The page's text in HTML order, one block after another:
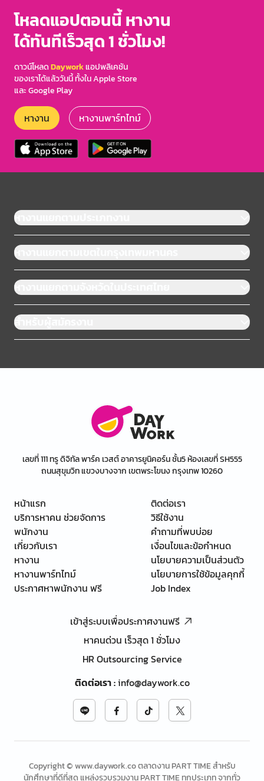
โหลดแอปตอนนี้ หางาน
ได้ทันทีเร็วสุด 1 ชั่วโมง!
ดาวน์โหลดDayworkแอปพลิเคชัน
ของเราได้แล้ววันนี้ ทั้งใน Apple Store
และ Google Play
หางาน หางานพาร์ทไทม์
หางานแยกตามประเภทงาน
หางานแยกตามเขตในกรุงเทพมหานคร
หางานแยกตามจังหวัดในประเทศไทย
สำหรับผู้สมัครงาน
เลขที่ 111 ทรู ดิจิทัล พาร์ค เวสต์ อาคารยูนิคอร์น ชั้น5 ห้องเลขที่ SH555
ถนนสุขุมวิท แขวงบางจาก เขตพระโขนง กรุงเทพ 10260
หน้าแรก
บริการหาคน ช่วยจัดการ
พนักงาน
เกี่ยวกับเรา
หางาน
หางานพาร์ทไทม์
ประกาศหาพนักงาน ฟรี
ติดต่อเรา
วิธีใช้งาน
คำถามที่พบบ่อย
เงื่อนไขและข้อกำหนด
นโยบายความเป็นส่วนตัว
นโยบายการใช้ข้อมูลคุกกี้
Job Index
เข้าสู่ระบบเพื่อประกาศงานฟรี
หาคนด่วน เร็วสุด 1 ชั่วโมง
HR Outsourcing Service
ติดต่อเรา:info@daywork.co
Copyright © www.daywork.co ตลาดงาน PART TIME สำหรับ
นักศึกษาที่ดีที่สุด แหล่งรวบรวมงาน PART TIME ทุกประเภท จากทั่ว